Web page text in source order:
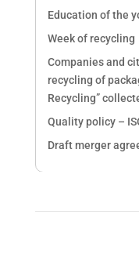
Education of the
Week of recycling
Companies and
recycling of
Recycling”
Quality policy –
Draft merger